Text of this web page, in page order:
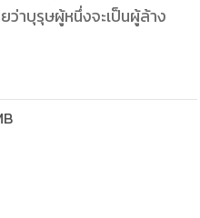
ว่าบุรุษผู้หนึ่งจะเป็นผู้ล้าง